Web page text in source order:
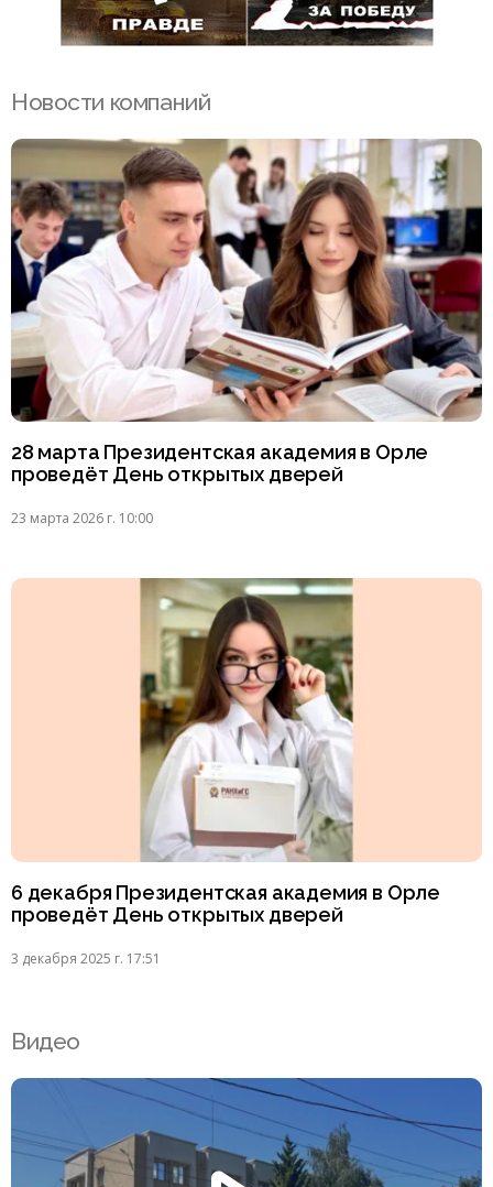
Новости компаний
28 марта Президентская академия в Орле
проведёт День открытых дверей
23 марта 2026 г. 10:00
6 декабря Президентская академия в Орле
проведёт День открытых дверей
3 декабря 2025 г. 17:51
Видео